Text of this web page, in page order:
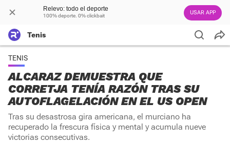
Relevo: todo el deporte
100% deporte. 0% clickbait USAR APP
Tenis
TENIS
ALCARAZ DEMUESTRA QUE
CORRETJA TENÍA RAZÓN TRAS SU
AUTOFLAGELACIÓN EN EL US OPEN
Tras su desastrosa gira americana, el murciano ha
recuperado la frescura física y mental y acumula nueve
victorias consecutivas.